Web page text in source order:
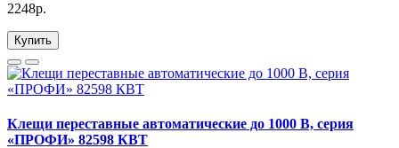
2248р.
Купить
Клещи переставные автоматические до 1000 В, серия
«ПРОФИ» 82598 КВТ